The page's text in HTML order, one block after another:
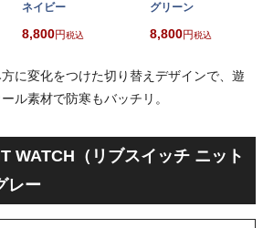
ネイビー
8,800 税込
グリーン
8,800 税込
に変化をつけた切り替えデザインで、遊
ル素材で防寒もバッチリ。
WATCH（リブスイッチ ニット
レー